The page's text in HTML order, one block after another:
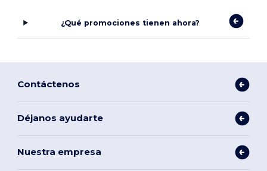
¿Qué promociones tienen ahora?
Contáctenos
Déjanos ayudarte
Nuestra empresa